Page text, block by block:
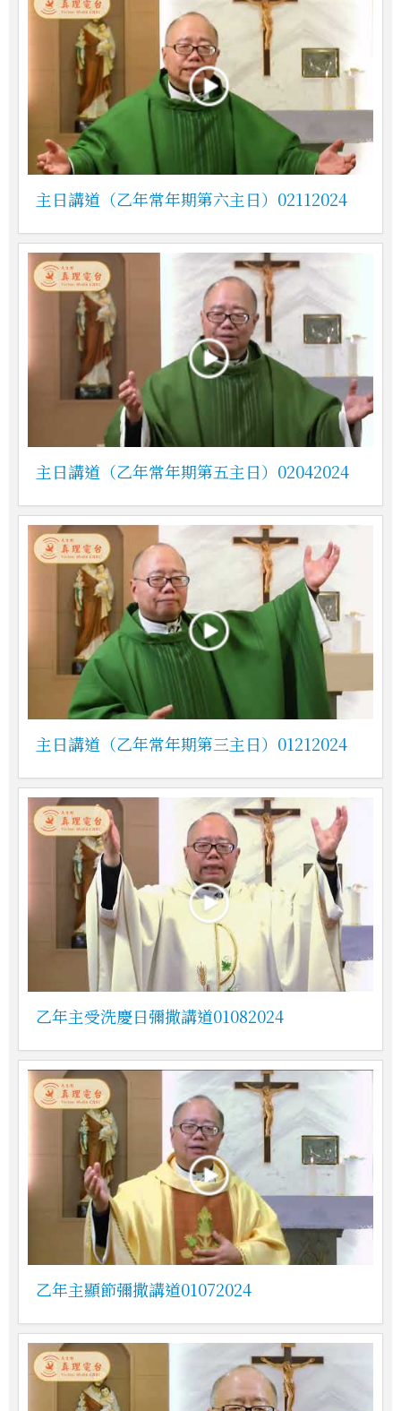
主日講道（乙年常年期第六主日）02112024
主日講道（乙年常年期第五主日）02042024
主日講道（乙年常年期第三主日）01212024
乙年主受洗慶日彌撒講道01082024
乙年主顯節彌撒講道01072024